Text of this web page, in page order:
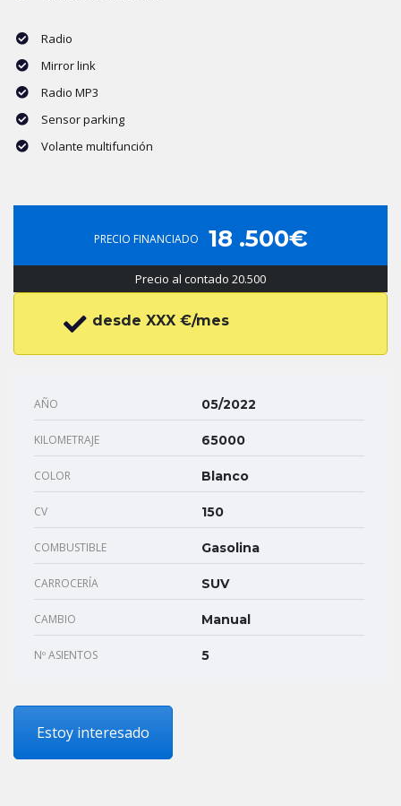
Radio
Mirror link
Radio MP3
Sensor parking
Volante multifunción
PRECIO FINANCIADO 18 .500€
Precio al contado 20.500
desde XXX €/mes
AÑO 05/2022
KILOMETRAJE 65000
COLOR Blanco
CV 150
COMBUSTIBLE Gasolina
CARROCERÍA SUV
CAMBIO Manual
Nº ASIENTOS 5
Estoy interesado